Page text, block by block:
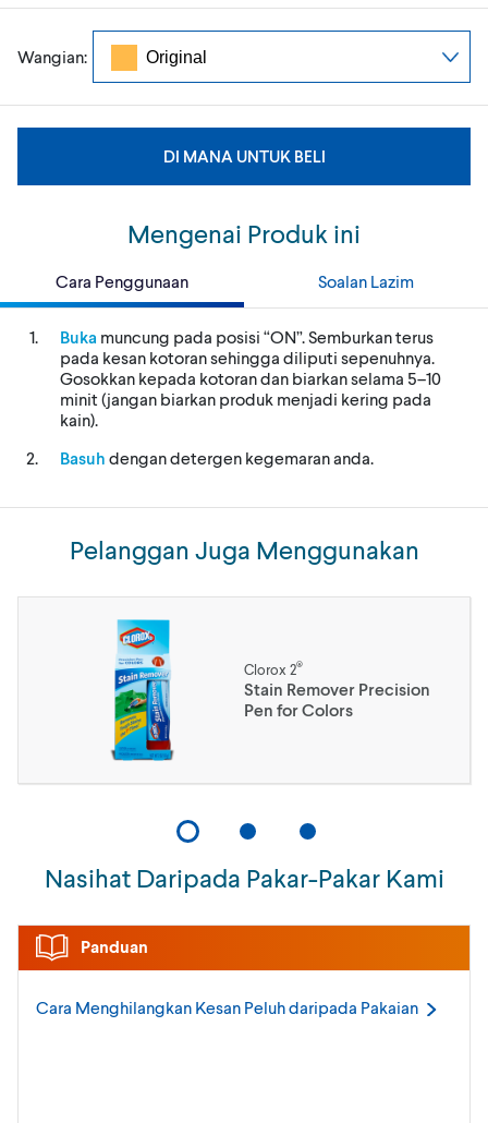
Wangian:
DI MANA UNTUK BELI
Mengenai Produk ini
Cara Penggunaan Soalan Lazim
Buka muncung pada posisi “ON”. Semburkan terus
pada kesan kotoran sehingga diliputi sepenuhnya.
Gosokkan kepada kotoran dan biarkan selama 5–10
minit (jangan biarkan produk menjadi kering pada
kain).
Basuh dengan detergen kegemaran anda.
Pelanggan Juga Menggunakan
Clorox 2®
Stain Remover Precision
Pen for Colors
Nasihat Daripada Pakar-Pakar Kami
Panduan
Cara Menghilangkan Kesan Peluh daripada Pakaian